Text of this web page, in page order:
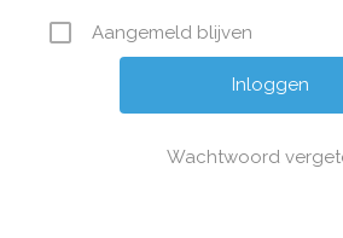
Aange­meld blijven
Wacht­woord